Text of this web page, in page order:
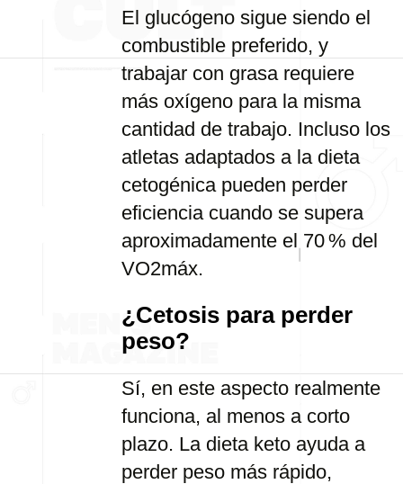
El glucógeno sigue siendo el
combustible preferido, y
trabajar con grasa requiere
más oxígeno para la misma
cantidad de trabajo. Incluso los
atletas adaptados a la dieta
cetogénica pueden perder
eficiencia cuando se supera
aproximadamente el 70 % del
VO2máx.
¿Cetosis para perder
peso?
Sí, en este aspecto realmente
funciona, al menos a corto
plazo. La dieta keto ayuda a
perder peso más rápido,